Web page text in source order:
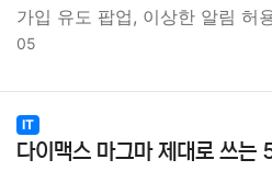
가입 유도 팝업, 이상한 알림 허
05
IT
다이맥스 마그마 제대로 쓰는